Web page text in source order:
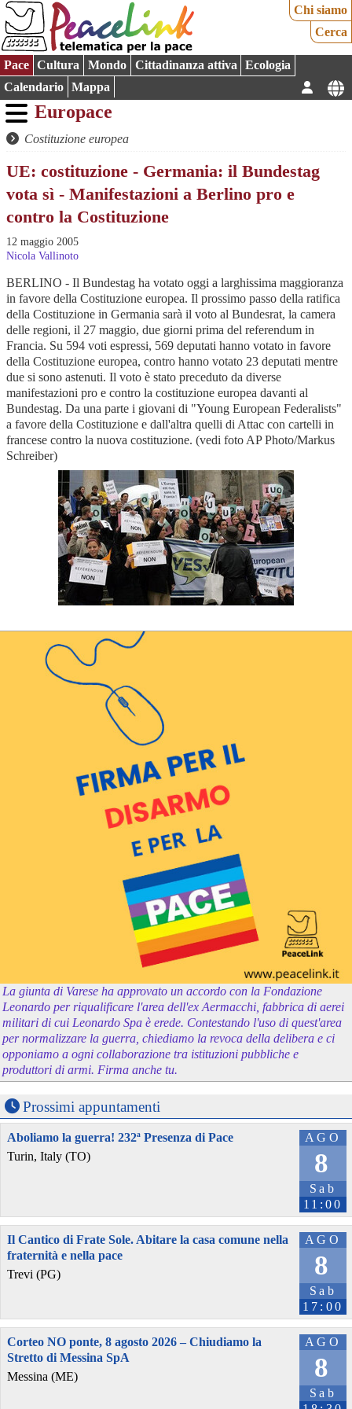
Chi siamo
Cerca
Pace Cultura Mondo Cittadinanza attiva
Ecologia
Calendario
Mappa
Europace
Costituzione europea
UE: costituzione - Germania: il Bundestag
vota sì - Manifestazioni a Berlino pro e
contro la Costituzione
12 maggio 2005
Nicola Vallinoto
BERLINO - Il Bundestag ha votato oggi a larghissima maggioranza
in favore della Costituzione europea. Il prossimo passo della ratifica
della Costituzione in Germania sarà il voto al Bundesrat, la camera
delle regioni, il 27 maggio, due giorni prima del referendum in
Francia. Su 594 voti espressi, 569 deputati hanno votato in favore
della Costituzione europea, contro hanno votato 23 deputati mentre
due si sono astenuti. Il voto è stato preceduto da diverse
manifestazioni pro e contro la costituzione europea davanti al
Bundestag. Da una parte i giovani di "Young European Federalists"
a favore della Costituzione e dall'altra quelli di Attac con cartelli in
francese contro la nuova costituzione. (vedi foto AP Photo/Markus
Schreiber)
La giunta di Varese ha approvato un accordo con la Fondazione
Leonardo per riqualificare l'area dell'ex Aermacchi, fabbrica di aerei
militari di cui Leonardo Spa è erede. Contestando l'uso di quest'area
per normalizzare la guerra, chiediamo la revoca della delibera e ci
opponiamo a ogni collaborazione tra istituzioni pubbliche e
produttori di armi. Firma anche tu.
Prossimi appuntamenti
AGO
8
Sab
11:00
Aboliamo la guerra! 232ª Presenza di Pace
Turin, Italy (TO)
AGO
8
Sab
17:00
Il Cantico di Frate Sole. Abitare la casa comune nella
fraternità e nella pace
Trevi (PG)
AGO
8
Sab
Corteo NO ponte, 8 agosto 2026 – Chiudiamo la
Stretto di Messina SpA
Messina (ME)